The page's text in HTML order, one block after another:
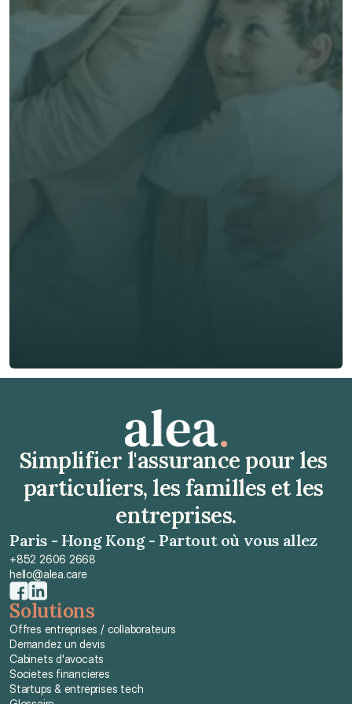
Conseils experts & humains, en français
Meilleur service, sans surcoût
Comparer mes
options!
Obtenir un devis gratuit
Simplifier l'assurance pour les
particuliers, les familles et les
entreprises.
Paris - Hong Kong - Partout où vous allez
+852 2606 2668
hello@alea.care
Solutions
Offres entreprises / collaborateurs
Demandez un devis
Cabinets d'avocats
Societes financieres
Startups & entreprises tech